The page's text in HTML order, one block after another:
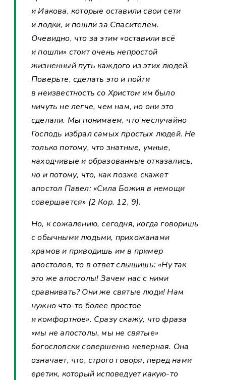
и Иакова, которые оставили свои сети
и лодки, и пошли за Спасителем.
Очевидно, что за этим «оставили всё
и пошли» стоит очень непростой
жизненный путь каждого из этих людей.
Поверьте, сделать это и пойти
в неизвестность со Христом им было
ничуть не легче, чем нам, но они это
сделали. Мы понимаем, что неслучайно
Господь избрал самых простых людей. Не
только потому, что знатные, умные,
находчивые и образованные отказались,
но и потому, что, как позже скажет
апостол Павел: «Сила Божия в немощи
совершается» (2 Кор. 12, 9).
Но, к сожалению, сегодня, когда говоришь
с обычными людьми, прихожанами
храмов и приводишь им в пример
апостолов, то в ответ слышишь: «Ну так
это же апостолы! Зачем нас с ними
сравнивать? Они же святые люди! Нам
нужно что-то более простое
и комфортное». Сразу скажу, что фраза
«мы не апостолы, мы не святые»
богословски совершенно неверная. Она
означает, что, строго говоря, перед нами
еретик, который исповедует какую-то